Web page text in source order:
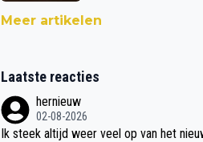
Meer artikelen
Laatste reacties
hernieuw
02-08-2026
Ik steek altijd weer veel op van het